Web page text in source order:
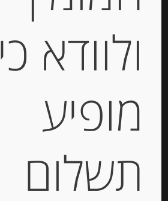
מחיר ל 100 גרם: 40.00 ש"ח
מחיר ל 100 גרם: 40.00 ש"ח
ולוודא כי
מופיע
תשלום